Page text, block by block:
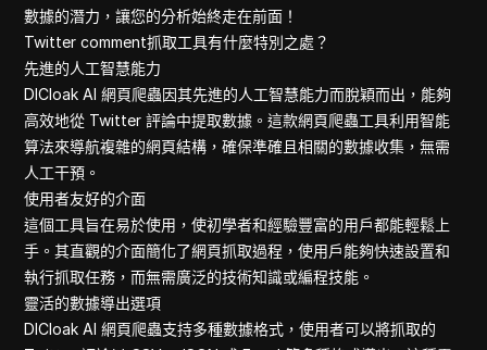
Amazon
Tiktok
Google
數據的潛力，讓您的分析始終走在前面！
Twitter comment抓取工具有什麼特別之處？
先進的人工智慧能力
DICloak AI 網頁爬蟲因其先進的人工智慧能力而脫穎而出，能夠
高效地從 Twitter 評論中提取數據。這款網頁爬蟲工具利用智能
算法來導航複雜的網頁結構，確保準確且相關的數據收集，無需
人工干預。
使用者友好的介面
這個工具旨在易於使用，使初學者和經驗豐富的用戶都能輕鬆上
手。其直觀的介面簡化了網頁抓取過程，使用戶能夠快速設置和
執行抓取任務，而無需廣泛的技術知識或編程技能。
靈活的數據導出選項
DICloak AI 網頁爬蟲支持多種數據格式，使用者可以將抓取的